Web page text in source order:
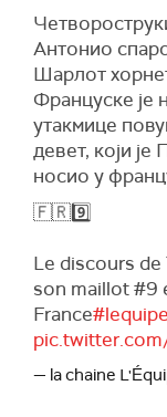
Антонио
Шарлот
Француске је
утакмице
девет, који
носио у
🇫🇷9️⃣
Le discours de
son maillot #9
France
— la chaine